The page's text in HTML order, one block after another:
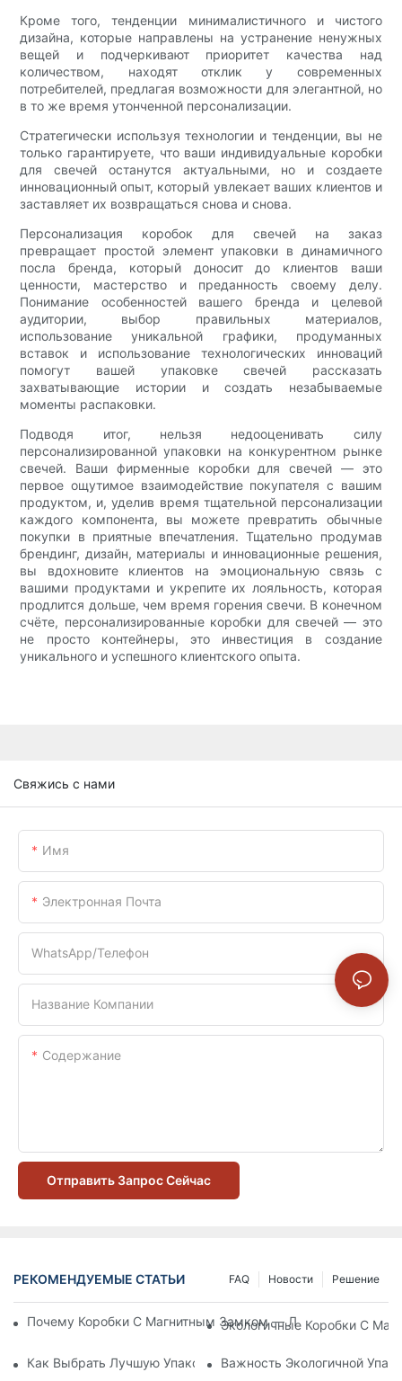
Кроме того, тенденции минималистичного и чистого
дизайна, которые направлены на устранение ненужных
вещей и подчеркивают приоритет качества над
количеством, находят отклик у современных
потребителей, предлагая возможности для элегантной, но
в то же время утонченной персонализации.
Стратегически используя технологии и тенденции, вы не
только гарантируете, что ваши индивидуальные коробки
для свечей останутся актуальными, но и создаете
инновационный опыт, который увлекает ваших клиентов и
заставляет их возвращаться снова и снова.
Персонализация коробок для свечей на заказ
превращает простой элемент упаковки в динамичного
посла бренда, который доносит до клиентов ваши
ценности, мастерство и преданность своему делу.
Понимание особенностей вашего бренда и целевой
аудитории, выбор правильных материалов,
использование уникальной графики, продуманных
вставок и использование технологических инноваций
помогут вашей упаковке свечей рассказать
захватывающие истории и создать незабываемые
моменты распаковки.
Подводя итог, нельзя недооценивать силу
персонализированной упаковки на конкурентном рынке
свечей. Ваши фирменные коробки для свечей — это
первое ощутимое взаимодействие покупателя с вашим
продуктом, и, уделив время тщательной персонализации
каждого компонента, вы можете превратить обычные
покупки в приятные впечатления. Тщательно продумав
брендинг, дизайн, материалы и инновационные решения,
вы вдохновите клиентов на эмоциональную связь с
вашими продуктами и укрепите их лояльность, которая
продлится дольше, чем время горения свечи. В конечном
счёте, персонализированные коробки для свечей — это
не просто контейнеры, это инвестиция в создание
уникального и успешного клиентского опыта.
Свяжись с нами
Имя
Электронная Почта
WhatsApp/телефон
Название Компании
Содержание
Отправить Запрос Сейчас
РЕКОМЕНДУЕМЫЕ СТАТЬИ Решение
Новости
FAQ
Почему Коробки С Магнитным Замком — Лучший Выбор
Экологичные Коробки С
Как Выбрать Лучшую Упаковку Для Средств По Уходу За
Важность Экологичной